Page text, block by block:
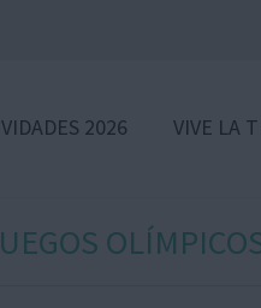
2026 VIVE LA